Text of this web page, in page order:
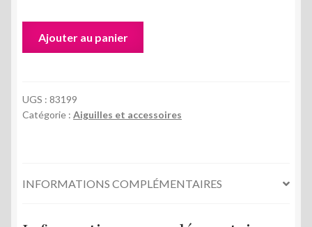
boutis
et
Ajouter au panier
UGS : 83199
Catégorie : Aiguilles et accessoires
INFORMATIONS COMPLÉMENTAIRES